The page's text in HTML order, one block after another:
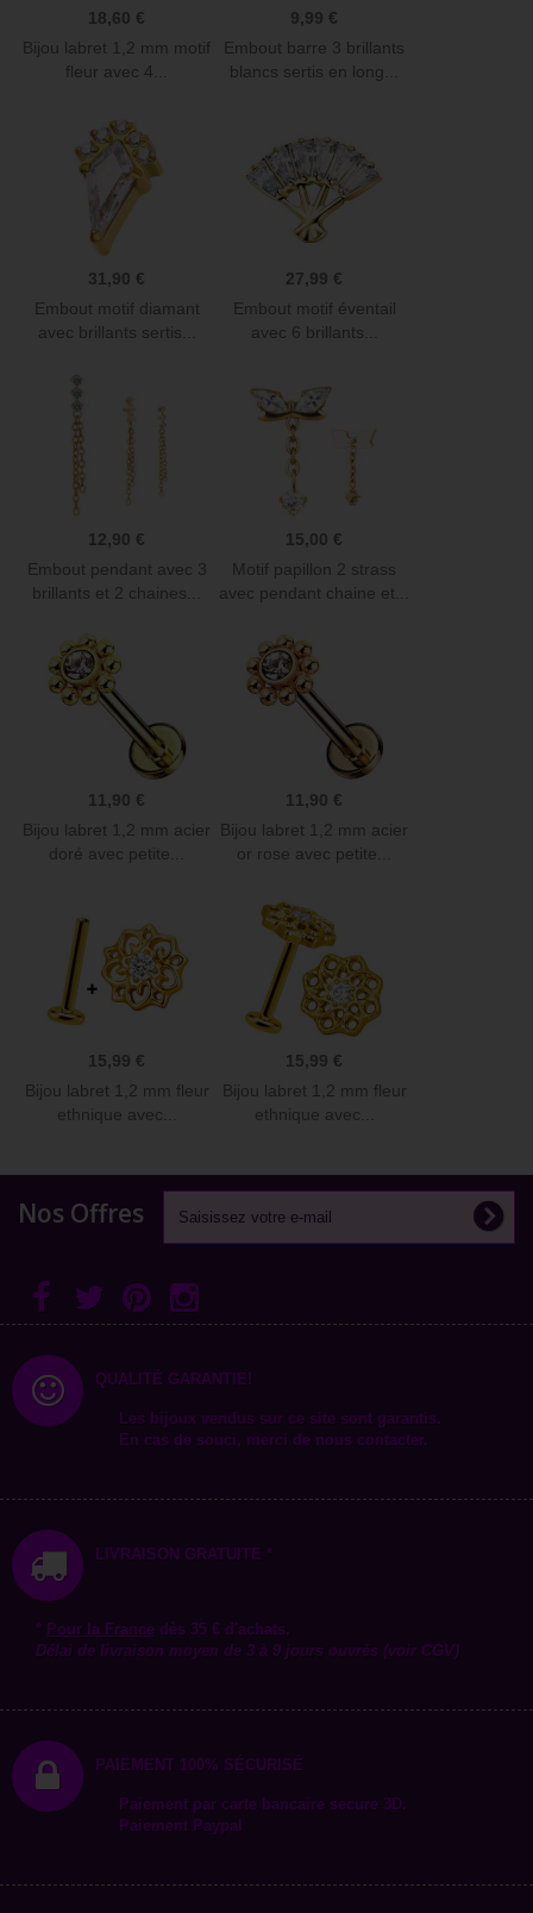
18,60 €
Bijou labret 1,2 mm motif
fleur avec 4...
9,99 €
Embout barre 3 brillants
blancs sertis en long...
31,90 €
Embout motif diamant
avec brillants sertis...
27,99 €
Embout motif éventail
avec 6 brillants...
12,90 €
Embout pendant avec 3
brillants et 2 chaines...
15,00 €
Motif papillon 2 strass
avec pendant chaine et...
11,90 €
Bijou labret 1,2 mm acier
doré avec petite...
11,90 €
Bijou labret 1,2 mm acier
or rose avec petite...
15,99 €
Bijou labret 1,2 mm fleur
ethnique avec...
15,99 €
Bijou labret 1,2 mm fleur
ethnique avec...
Nos Offres
QUALITÉ GARANTIE!
Les bijoux vendus sur ce site sont garantis.
En cas de souci, merci de nous contacter.
LIVRAISON GRATUITE *
* Pour la France dès 35 € d'achats.
Délai de livraison moyen de 3 à 9 jours ouvrés (voir CGV)
PAIEMENT 100% SÉCURISÉ
Paiement par carte bancaire secure 3D.
Paiement Paypal